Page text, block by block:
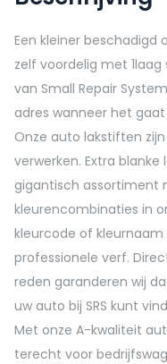
Een kleiner beschadigd
zelf voordelig met
van Small Repair
adres wanneer het
Onze auto lakstiften
verwerken. Extra blanke
gigantisch assortiment
kleurencombinaties in
kleurcode of
professionele verf.
reden garanderen wij
uw auto bij SRS kunt
Met onze A-kwaliteit
terecht voor